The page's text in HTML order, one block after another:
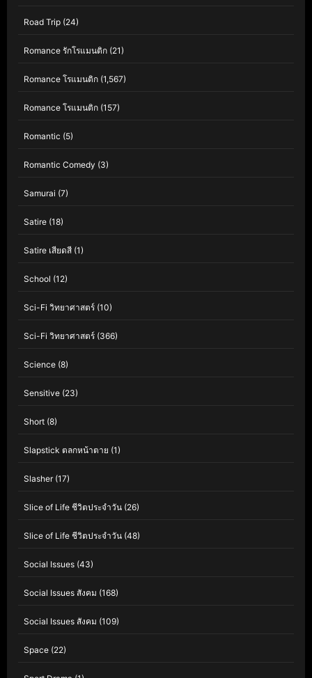
Road Trip (24)
Romance รักโรแมนติก (21)
Romance โรแมนติก (1,567)
Romance โรแมนติก (157)
Romantic (5)
Romantic Comedy (3)
Samurai (7)
Satire (18)
Satire เสียดสี (1)
School (12)
Sci-Fi วิทยาศาสตร์ (10)
Sci-Fi วิทยาศาสตร์ (366)
Science (8)
Sensitive (23)
Short (8)
Slapstick ตลกหน้าตาย (1)
Slasher(17)
Slice of Life ชีวิตประจำวัน (26)
Slice of Life ชีวิตประจำวัน (48)
Social Issues (43)
Social Issues สังคม (168)
Social Issues สังคม (109)
Space (22)